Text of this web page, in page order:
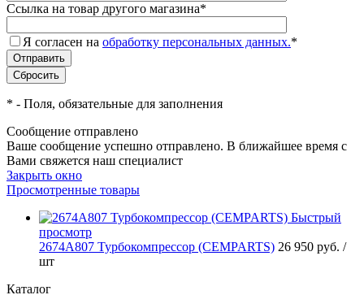
Ссылка на товар другого магазина*
Я согласен на обработку персональных данных.*
* - Поля, обязательные для заполнения
Сообщение отправлено
Ваше сообщение успешно отправлено. В ближайшее время с
Вами свяжется наш специалист
Закрыть окно
Просмотренные товары
Быстрый
просмотр
2674A807 Турбокомпрессор (CEMPARTS) 26 950 руб. /
шт
Каталог